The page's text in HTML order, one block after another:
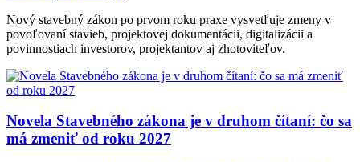
Nový stavebný zákon po prvom roku praxe vysvetľuje zmeny v
povoľovaní stavieb, projektovej dokumentácii, digitalizácii a
povinnostiach investorov, projektantov aj zhotoviteľov.
Novela Stavebného zákona je v druhom čítaní: čo sa
má zmeniť od roku 2027